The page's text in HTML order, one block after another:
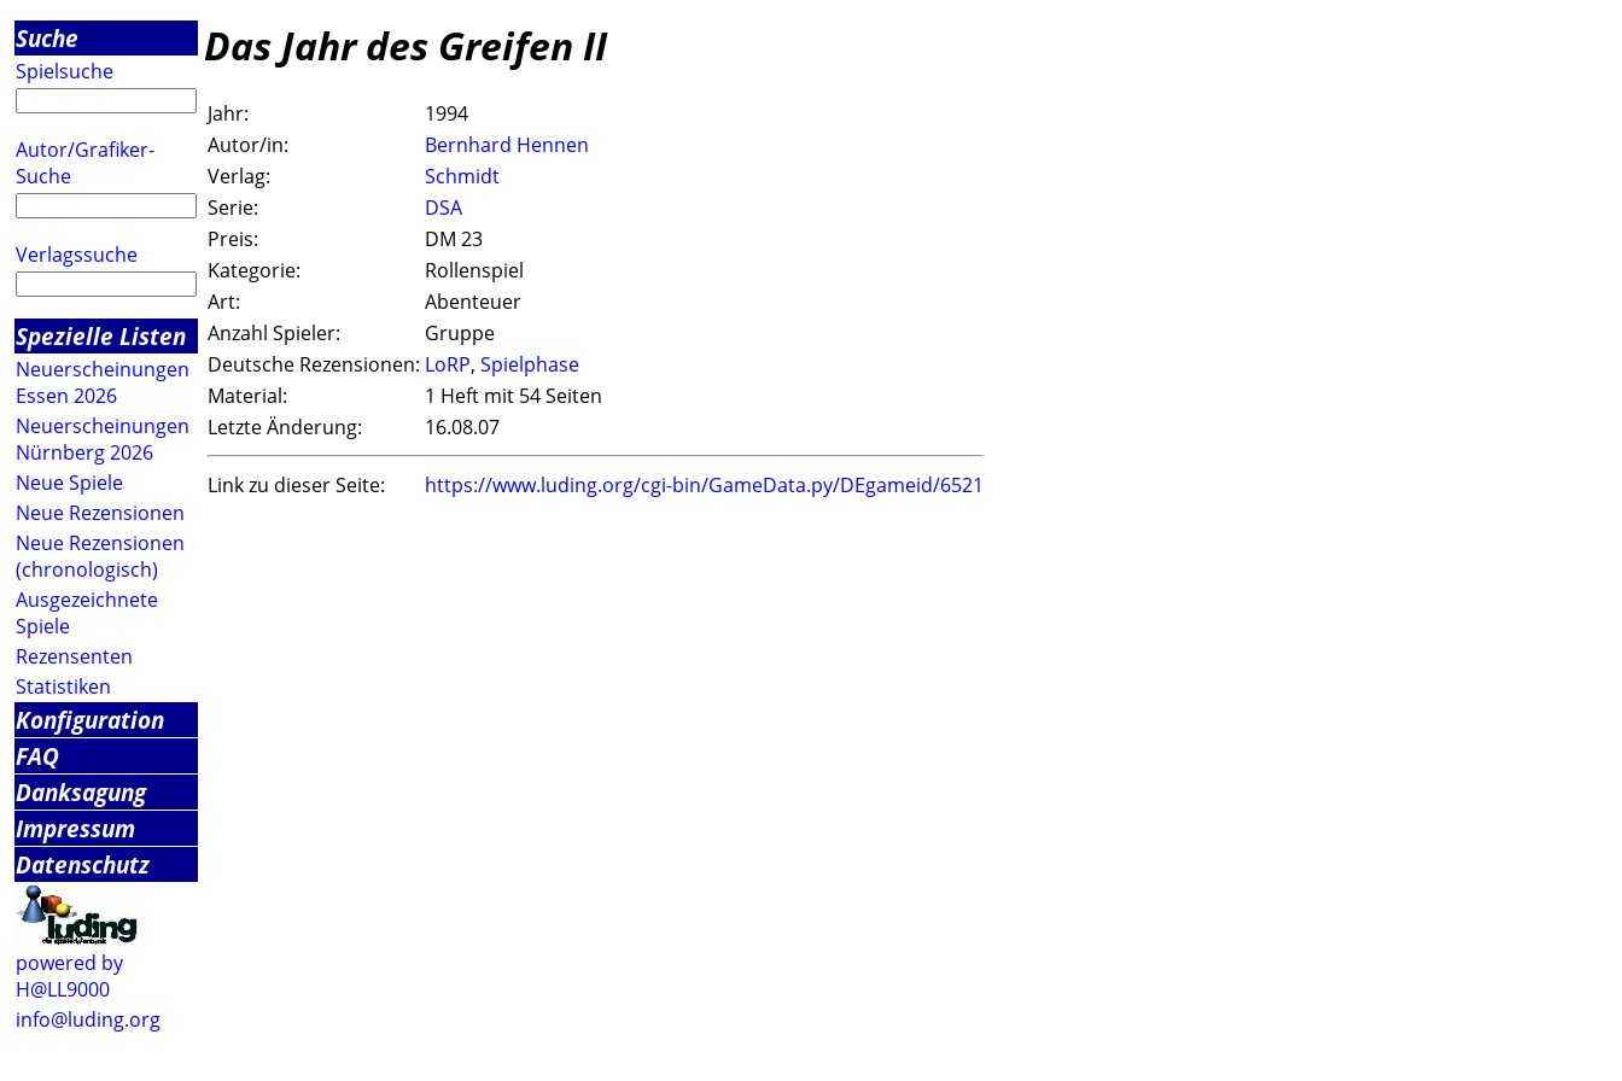
Suche
Spielsuche
Autor/Grafiker-
Suche
Verlagssuche
Spezielle Listen
Neuerscheinungen
Essen 2026
Neuerscheinungen
Nürnberg 2026
Neue Spiele
Neue Rezensionen
Neue Rezensionen
(chronologisch)
Ausgezeichnete
Spiele
Rezensenten
Statistiken
Konfiguration
FAQ
Danksagung
Impressum
Datenschutz
powered by
H@LL9000
info@luding.org
Das Jahr des Greifen II
Jahr:
1994
Autor/in:
Bernhard Hennen
Verlag:
Schmidt
Serie:
DSA
Preis:
DM 23
Kategorie:
Rollenspiel
Art:
Abenteuer
Anzahl Spieler:
Gruppe
Deutsche Rezensionen: LoRP, Spielphase
Material:
1 Heft mit 54 Seiten
Letzte Änderung:
16.08.07
Link zu dieser Seite: https://www.luding.org/cgi-bin/GameData.py/DEgameid/6521